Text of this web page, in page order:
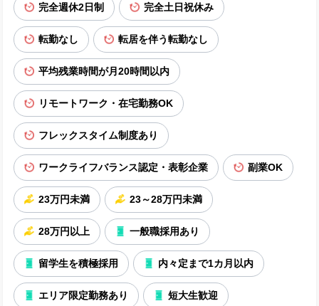
完全週休2日制 完全土日祝休み
転勤なし 転居を伴う転勤なし
平均残業時間が月20時間以内
リモートワーク・在宅勤務OK
フレックスタイム制度あり
ワークライフバランス認定・表彰企業 副業OK
23万円未満 23～28万円未満
28万円以上 一般職採用あり
留学生を積極採用 内々定まで1カ月以内
エリア限定勤務あり 短大生歓迎